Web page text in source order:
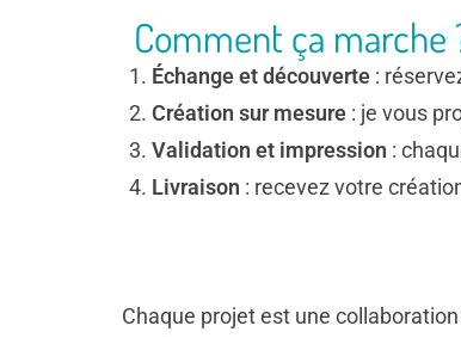
Comment ça marche
Échange et découverte :
Création sur mesure : je vous
Validation et impression :
Livraison : recevez votre
Chaque projet est une